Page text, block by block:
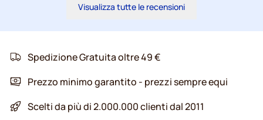
Visualizza tutte le recensioni
Spedizione Gratuita oltre 49 €
Prezzo minimo garantito - prezzi sempre equi
Scelti da più di 2.000.000 clienti dal 2011